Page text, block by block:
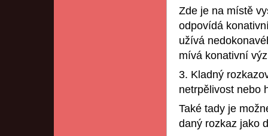
Zde je na místě
odpovídá
užívá
mívá konativní
3. Kladný
netrpělivost nebo
Také tady je
daný rozkaz jako